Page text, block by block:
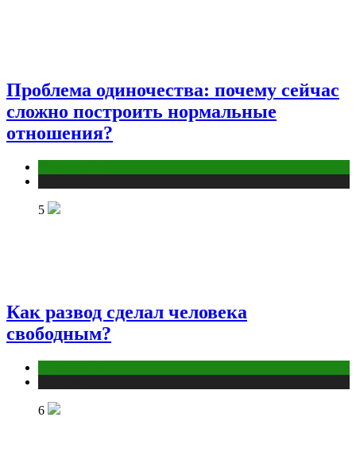
Проблема одиночества: почему сейчас
сложно построить нормальные
отношения?
5
Как развод сделал человека
свободным?
6